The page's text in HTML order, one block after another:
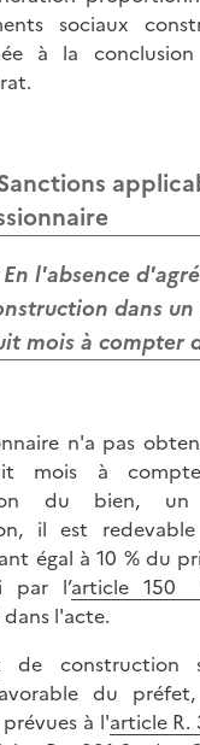
sociaux
à la
En l'absence
dans
mois à compter
n'a pas
mois à
du bien, un
il est redevable
égal à 10 % du
par l’article 150
l'acte.
de
du
à l'article R.